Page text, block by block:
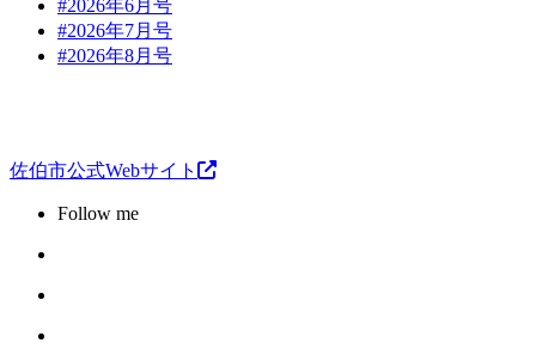
#2026年6月号
#2026年7月号
#2026年8月号
佐伯市公式Webサイト
Follow me